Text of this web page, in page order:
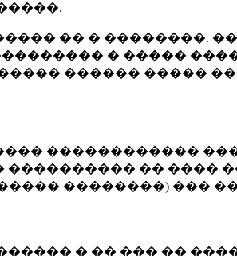
�� � ��������.
� �����
������ �����
������������
�� ����
��������) ���
� �� ��� ��